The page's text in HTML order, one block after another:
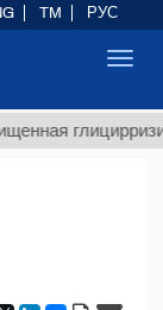
TM РУС